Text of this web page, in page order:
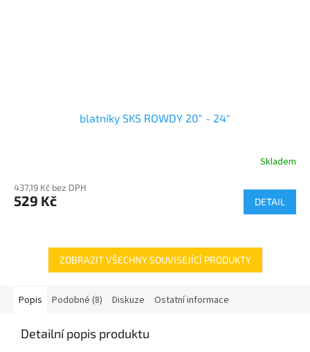
blatníky SKS ROWDY 20" - 24"
Skladem
437,19 Kč bez DPH
529 Kč DETAIL
ZOBRAZIT VŠECHNY SOUVISEJÍCÍ PRODUKTY
Popis Podobné (8) Diskuze Ostatní informace
Detailní popis produktu